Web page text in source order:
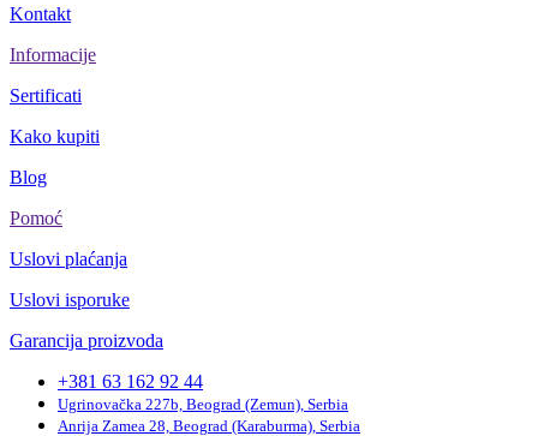
Kontakt
Informacije
Sertificati
Kako kupiti
Blog
Pomoć
Uslovi plaćanja
Uslovi isporuke
Garancija proizvoda
+381 63 162 92 44
Ugrinovačka 227b, Beograd (Zemun), Serbia
Anrija Zamea 28, Beograd (Karaburma), Serbia